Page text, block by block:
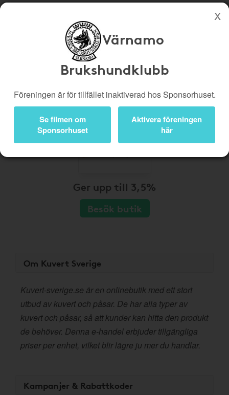
Köp genom denna sida stöttar Värnamo Brukshundklubb
Bli medlem
Logga in
Värnamo
Brukshundklubb
Föreningen är för tillfället inaktiverad hos Sponsorhuset.
Se filmen om
Sponsorhuset
Aktivera föreningen
här
Ger upp till 3,5%
Besök butik
Om Kuvert Sverige
Kuvert-sverige.se är en onlinebutik med ett stort
utbud av kuvert och påsar. De har alla typer av
kuvert och påsar, så att kunder kan hitta den produkt
de behöver. Denna e-handel erbjuder tillgängliga
priser per enhet, vilket blir lägre ju mer du handlar.
Kampanjer & Rabattkoder